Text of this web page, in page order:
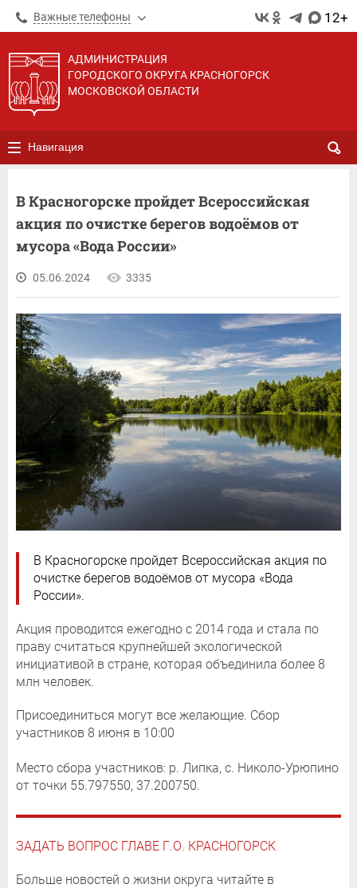
Важные телефоны 12+
АДМИНИСТРАЦИЯ
ГОРОДСКОГО ОКРУГА КРАСНОГОРСК
МОСКОВСКОЙ ОБЛАСТИ
Навигация
В Красногорске пройдет Всероссийская
акция по очистке берегов водоёмов от
мусора «Вода России»
05.06.2024 3335
В Красногорске пройдет Всероссийская акция по
очистке берегов водоёмов от мусора «Вода
России».
Акция проводится ежегодно с 2014 года и стала по
праву считаться крупнейшей экологической
инициативой в стране, которая объединила более 8
млн человек.
Присоединиться могут все желающие. Сбор
участников 8 июня в 10:00
Место сбора участников: р. Липка, с. Николо-Урюпино
от точки 55.797550, 37.200750.
ЗАДАТЬ ВОПРОС ГЛАВЕ Г.О. КРАСНОГОРСК
Больше новостей о жизни округа читайте в